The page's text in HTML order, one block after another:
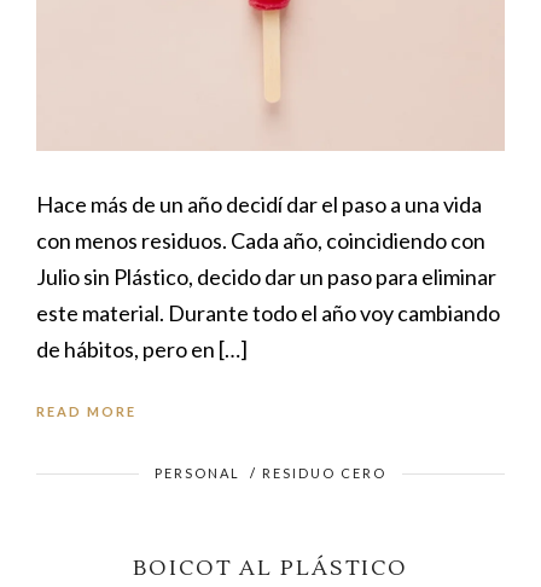
Hace más de un año decidí dar el paso a una vida
con menos residuos. Cada año, coincidiendo con
Julio sin Plástico, decido dar un paso para eliminar
este material. Durante todo el año voy cambiando
de hábitos, pero en […]
READ MORE
PERSONAL / RESIDUO CERO
BOICOT AL PLÁSTICO